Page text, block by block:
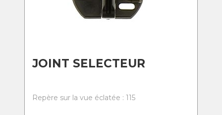
JOINT SELECTEUR
Repère sur la vue éclatée : 115